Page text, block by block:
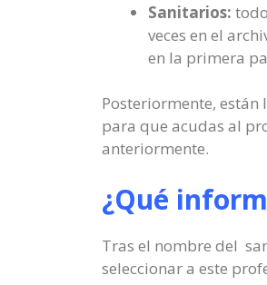
Sanitarios:
veces en el
en la primera
Posteriormente,
para que acudas al
anteriormente.
¿Qué
Tras el nombre del
seleccionar a este